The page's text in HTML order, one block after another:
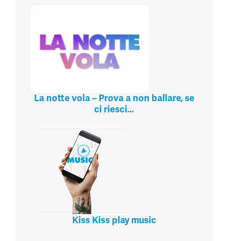
La notte vola – Prova a non ballare, se
ci riesci…
Kiss Kiss play music